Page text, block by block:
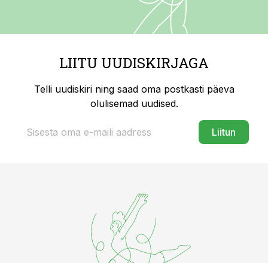
LIITU UUDISKIRJAGA
Telli uudiskiri ning saad oma postkasti päeva
olulisemad uudised.
Liitun